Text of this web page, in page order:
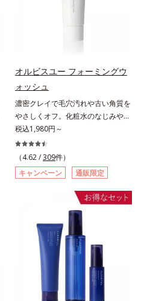
スを防ぐ（ウォッシュを除く）*2
オルビス内スキンケアシリーズの保
湿力*3 年齢に応じたお手入れのこ
と*4 剥がれずに肌に蓄積した古い
る物理的効果*7 うるおいによる
*8 乾燥、ハリ・ツヤのなさ*9
保湿成分*10 ロニセラカエルレア
果汁、ノバラエキス配合＝うるおい
を与えハリと透明感に満ちた肌へ導
く保湿成分*11 メマツヨイグサ抽
出液、スイカズラエキス配合＝角層
のすみずみまで水分・油分を保ち、
ハリ・ツヤを与える保湿成分*12
気持ちのこと
肌悩みに応え、“未来”を見据えて好
印象の鍵となるハリ・ツヤへもアプ
ローチする進化を遂げました。うる
おいを逃しやすい男性肌に着目し、
「うるおいコネクト設計」を採用。
8アイテム分の機能を3ステップに集
約し、よりシンプルなお手入れで、
ハリ・ツヤのある好印象な清潔透明
肌(*1)へ導きます。*1 うるおいによ
る透明感のある肌*2 男性の顔画像
を用いた印象評価において、基準画
像に対して、頬全体に輝度分布がな
だらかな光（ツヤ）があると、爽や
かさ印象が高く評価されたこと*3
2022年12月22日時点で、科学文献
データベースPubMed及びGoogle
scholarにより国内化粧品業界にお
いて該当文献がないことを確認（ポ
ーラ化成研究所調べ）
オルビスユー フォーミングウ
ォッシュ
濃密クレイで毛穴汚れや古い角質を
やさしくオフ。化粧水のなじみやす
い肌に。7000種を超える成分から
厳選し、「うるおいの質(*1)」に着
目した初期エイジングケア(*2)シリ
ーズオルビスユーは肌本来のうるお
いやバリア機能にアプローチする初
期エイジングケアシリーズです。
「うるおいの質」に着目し、肌荒れ
を予防しながらうるおいに満ちた美
しい肌へと導きます。ポーラ・オル
ビスグループ独自の肌荒れ防止有効
成分として、「DF-パンテノール
(*3)」を国内唯一(*4)、高濃度で配
合。角層のバリア機能にアプローチ
して肌荒れを防ぎ、肌不調にゆらが
税込1,980円～
（4.62 /309件）
キャンペーン
通販限定